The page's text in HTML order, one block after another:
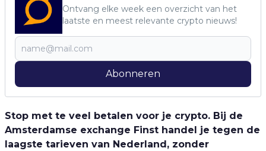
Ontvang elke week een overzicht van het
laatste en meest relevante crypto nieuws!
Abonneren
Stop met te veel betalen voor je crypto. Bij de
Amsterdamse exchange Finst handel je tegen de
laagste tarieven van Nederland, zonder